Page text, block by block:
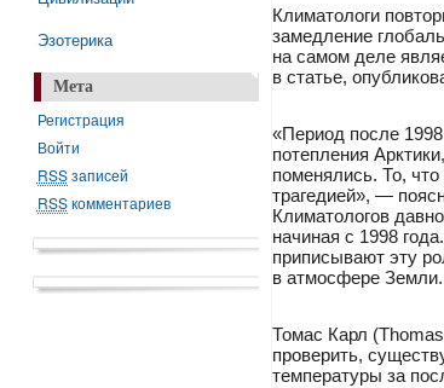
Эзотерика
Мета
Регистрация
Войти
RSSзаписей
RSSкомментариев
Климатологи
замедление
на самом деле
в статье,
«Период после
потепления
поменялись. То,
трагедией», —
Климатологов
начиная с 1998
приписывают эту
в атмосфере Земли.
Томас Карл
проверить,
температуры за